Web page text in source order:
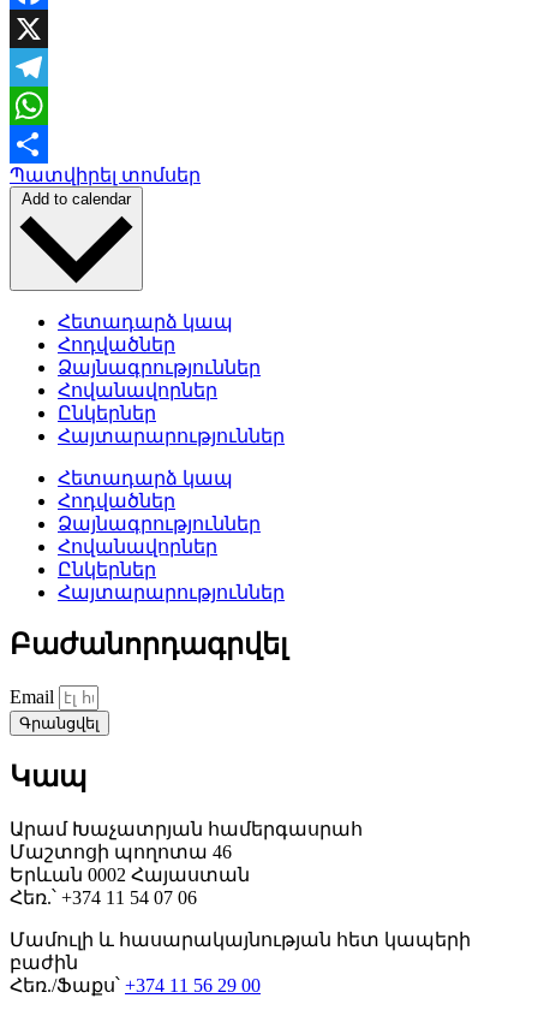
Facebook
X
Telegram
WhatsApp
Share
Պատվիրել տոմսեր
Add to calendar
Հետադարձ կապ
Հոդվածներ
Ձայնագրություններ
Հովանավորներ
Ընկերներ
Հայտարարություններ
Հետադարձ կապ
Հոդվածներ
Ձայնագրություններ
Հովանավորներ
Ընկերներ
Հայտարարություններ
Բաժանորդագրվել
Email
Գրանցվել
Կապ
Արամ Խաչատրյան համերգասրահ
Մաշտոցի պողոտա 46
Երևան 0002 Հայաստան
Հեռ.՝ +374 11 54 07 06
Մամուլի և հասարակայնության հետ կապերի
բաժին
Հեռ./Ֆաքս՝ +374 11 56 29 00